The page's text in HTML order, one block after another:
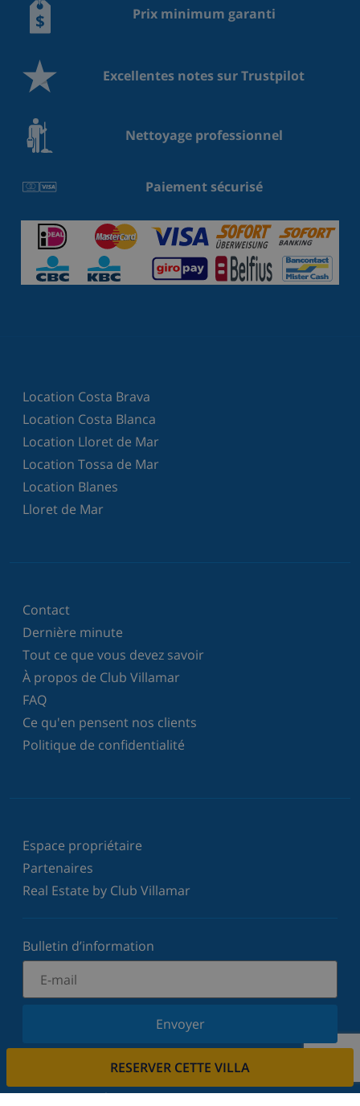
RESERVER CETTE VILLA
Prix minimum garanti
Excellentes notes sur Trustpilot
Nettoyage professionnel
Paiement sécurisé
Location Costa Brava
Location Costa Blanca
Location Lloret de Mar
Location Tossa de Mar
Location Blanes
Lloret de Mar
Contact
Dernière minute
Tout ce que vous devez savoir
À propos de Club Villamar
FAQ
Ce qu'en pensent nos clients
Politique de confidentialité
Espace propriétaire
Partenaires
Real Estate by Club Villamar
Bulletin d’information
Envoyer
Inscrivez-vous à notre newsletter et restez informé
votre vie privée.